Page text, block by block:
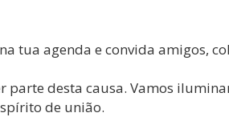
tua agenda e convida amigos,
parte desta causa. Vamos
de união.